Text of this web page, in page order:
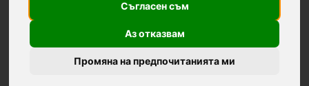
Съгласен съм
Аз отказвам
Промяна на предпочитанията ми